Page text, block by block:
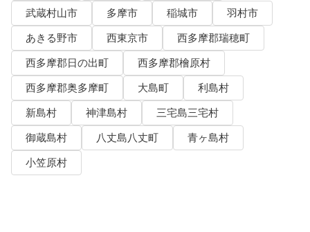
武蔵村山市
多摩市 稲城市
羽村市
あきる野市
西東京市
西多摩郡瑞穂町
西多摩郡日の出町
西多摩郡檜原村
西多摩郡奥多摩町
大島町
利島村
新島村
神津島村
三宅島三宅村
御蔵島村
八丈島八丈町
青ヶ島村
小笠原村